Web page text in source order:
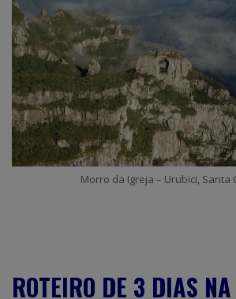
Morro da Igreja – Urubici, Santa
ROTEIRO DE 3 DIAS